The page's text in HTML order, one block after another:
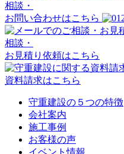
相談・
お問い合わせはこちら
相談・
お見積り依頼はこちら
資料請求はこちら
守重建設の５つの特徴
会社案内
施工事例
お客様の声